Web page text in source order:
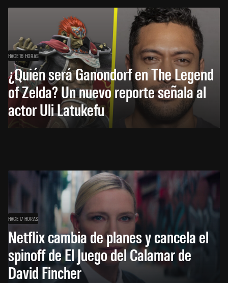
HACE 16 HORAS
¿Quién será Ganondorf en The Legend
of Zelda? Un nuevo reporte señala al
actor Uli Latukefu
HACE 17 HORAS
Netflix cambia de planes y cancela el
spinoff de El Juego del Calamar de
David Fincher